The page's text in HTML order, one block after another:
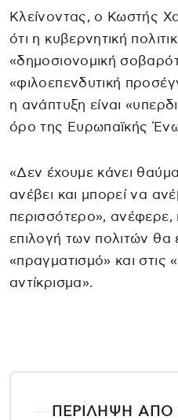
Κλείνοντας, ο Κωστής
ότι η κυβερνητική
«δημοσιονομική
«φιλοεπενδυτική
η ανάπτυξη είναι
όρο της Ευρωπαϊκής
«Δεν έχουμε κάνει
ανέβει και μπορεί να
περισσότερο», ανέφερε,
επιλογή των πολιτών θα
«πραγματισμό» και στις
αντίκρισμα».
ΠΕΡΙΛΗΨΗ ΑΠΟ